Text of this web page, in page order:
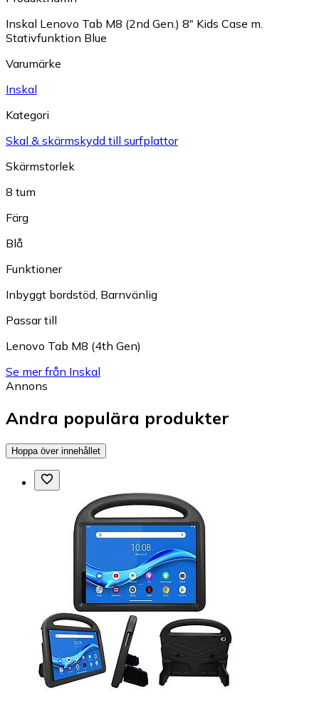
Inskal Lenovo Tab M8 (2nd Gen.) 8" Kids Case m.
Stativfunktion Blue
Varumärke
Inskal
Kategori
Skal & skärmskydd till surfplattor
Skärmstorlek
8 tum
Färg
Blå
Funktioner
Inbyggt bordstöd Barnvänlig
Passar till
Lenovo Tab M8 (4th Gen)
Se mer från Inskal
Annons
Andra populära produkter
Hoppa över innehållet